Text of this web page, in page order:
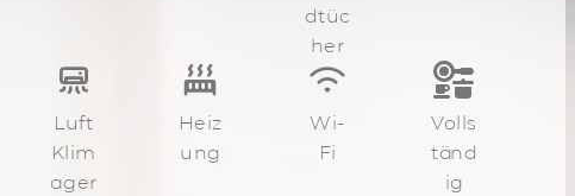
dtüc
her
Luft
Klim
ager
Heiz
ung
Wi-
Fi
Volls
tänd
ig